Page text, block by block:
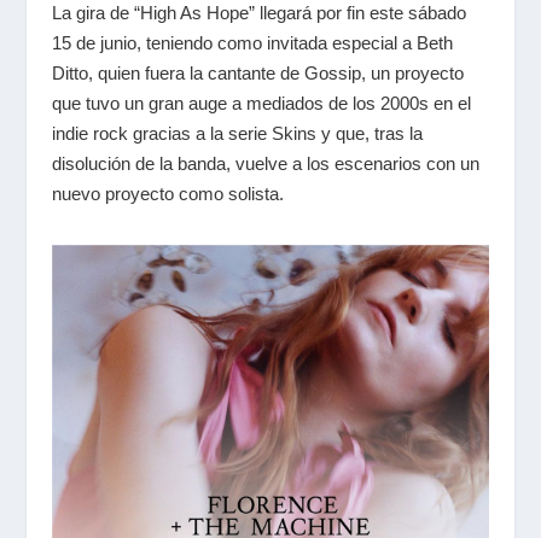
La gira de “High As Hope” llegará por fin este sábado
15 de junio, teniendo como invitada especial a Beth
Ditto, quien fuera la cantante de Gossip, un proyecto
que tuvo un gran auge a mediados de los 2000s en el
indie rock gracias a la serie Skins y que, tras la
disolución de la banda, vuelve a los escenarios con un
nuevo proyecto como solista.